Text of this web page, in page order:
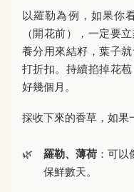
以羅勒為例，如果你
（開花前），一定要
養分用來結籽，葉子
打折扣。持續掐掉花
好幾個月。
採收下來的香草，如果
羅勒、薄荷 ：可
保鮮數天。